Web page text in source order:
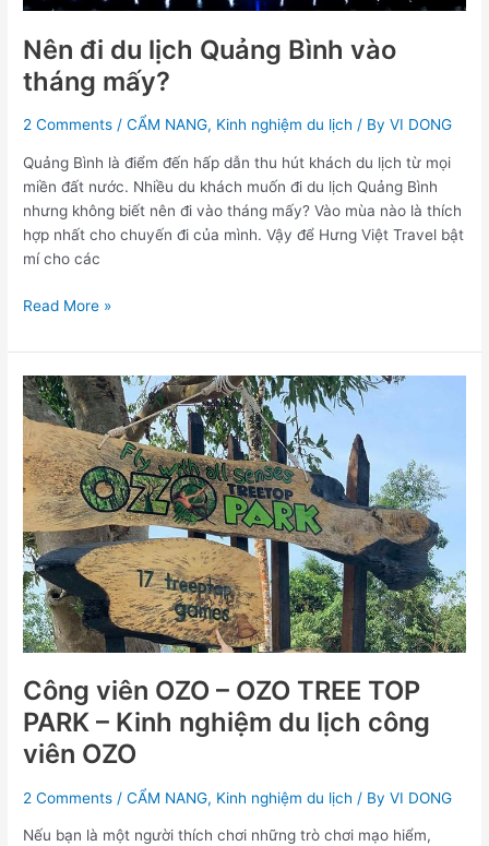
Nên đi du lịch Quảng Bình vào
tháng mấy?
2 Comments /CẨM NANG, Kinh nghiệm du lịch / ByVI DONG
Quảng Bình là điểm đến hấp dẫn thu hút khách du lịch từ mọi
miền đất nước. Nhiều du khách muốn đi du lịch Quảng Bình
nhưng không biết nên đi vào tháng mấy? Vào mùa nào là thích
hợp nhất cho chuyến đi của mình. Vậy để Hưng Việt Travel bật
mí cho các
Read More »
Công viên OZO – OZO TREE TOP
PARK – Kinh nghiệm du lịch công
viên OZO
2 Comments /CẨM NANG, Kinh nghiệm du lịch / ByVI DONG
Nếu bạn là một người thích chơi những trò chơi mạo hiểm,
Công
viên
OZO
–
OZO
TREE
TOP
PARK
–
Kinh
nghiệm
du
công
viên
OZO